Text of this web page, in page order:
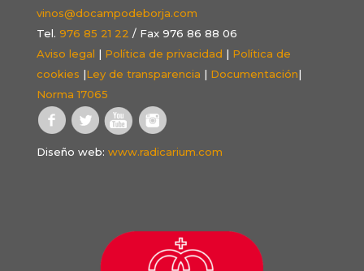
vinos@docampodeborja.com
Tel. 976 85 21 22 / Fax 976 86 88 06
Aviso legal | Política de privacidad | Política de
cookies |Ley de transparencia | Documentación|
Norma 17065
Diseño web: www.radicarium.com